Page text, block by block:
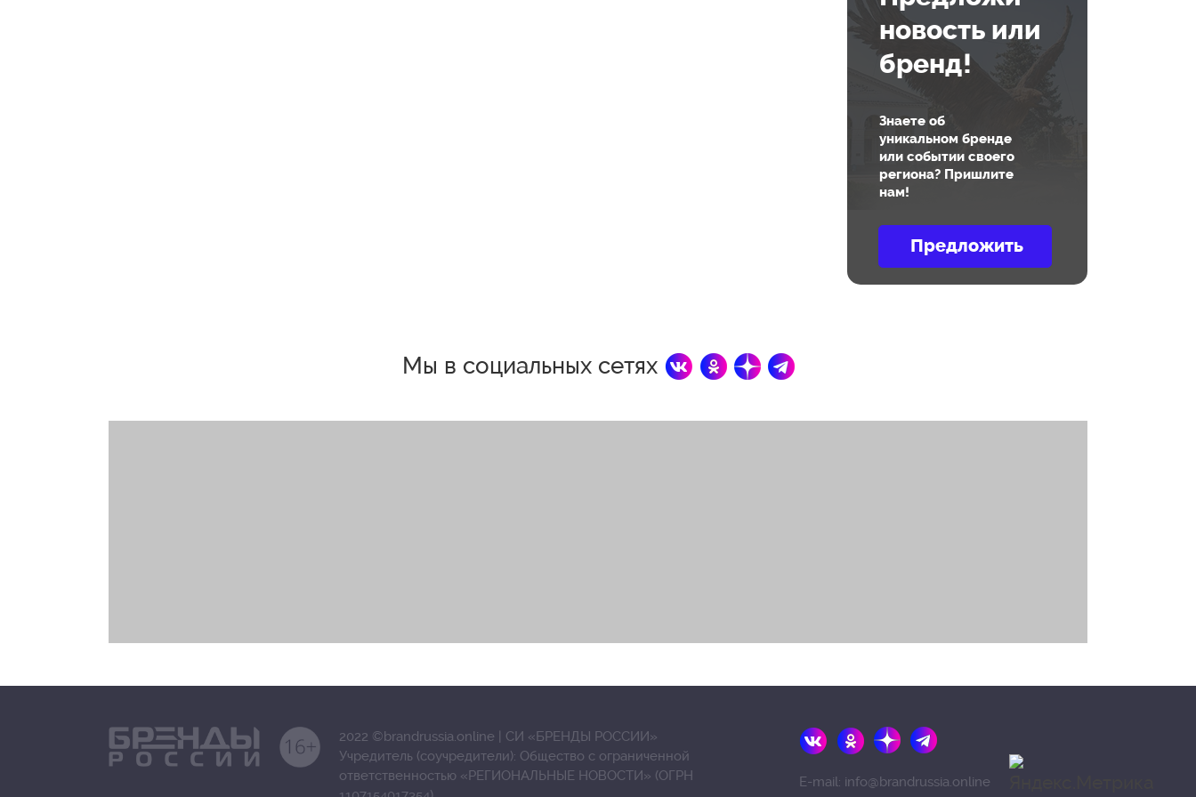
новость или
бренд!
Знаете об
уникальном бренде
или событии своего
региона? Пришлите
нам!
Мы в социальных сетях
2022 ©brandrussia.online | СИ «БРЕНДЫ РОССИИ»
Учредитель (соучредители): Общество с ограниченной
ответственностью «РЕГИОНАЛЬНЫЕ НОВОСТИ» (ОГРН
E-mail: info@brandrussia.online